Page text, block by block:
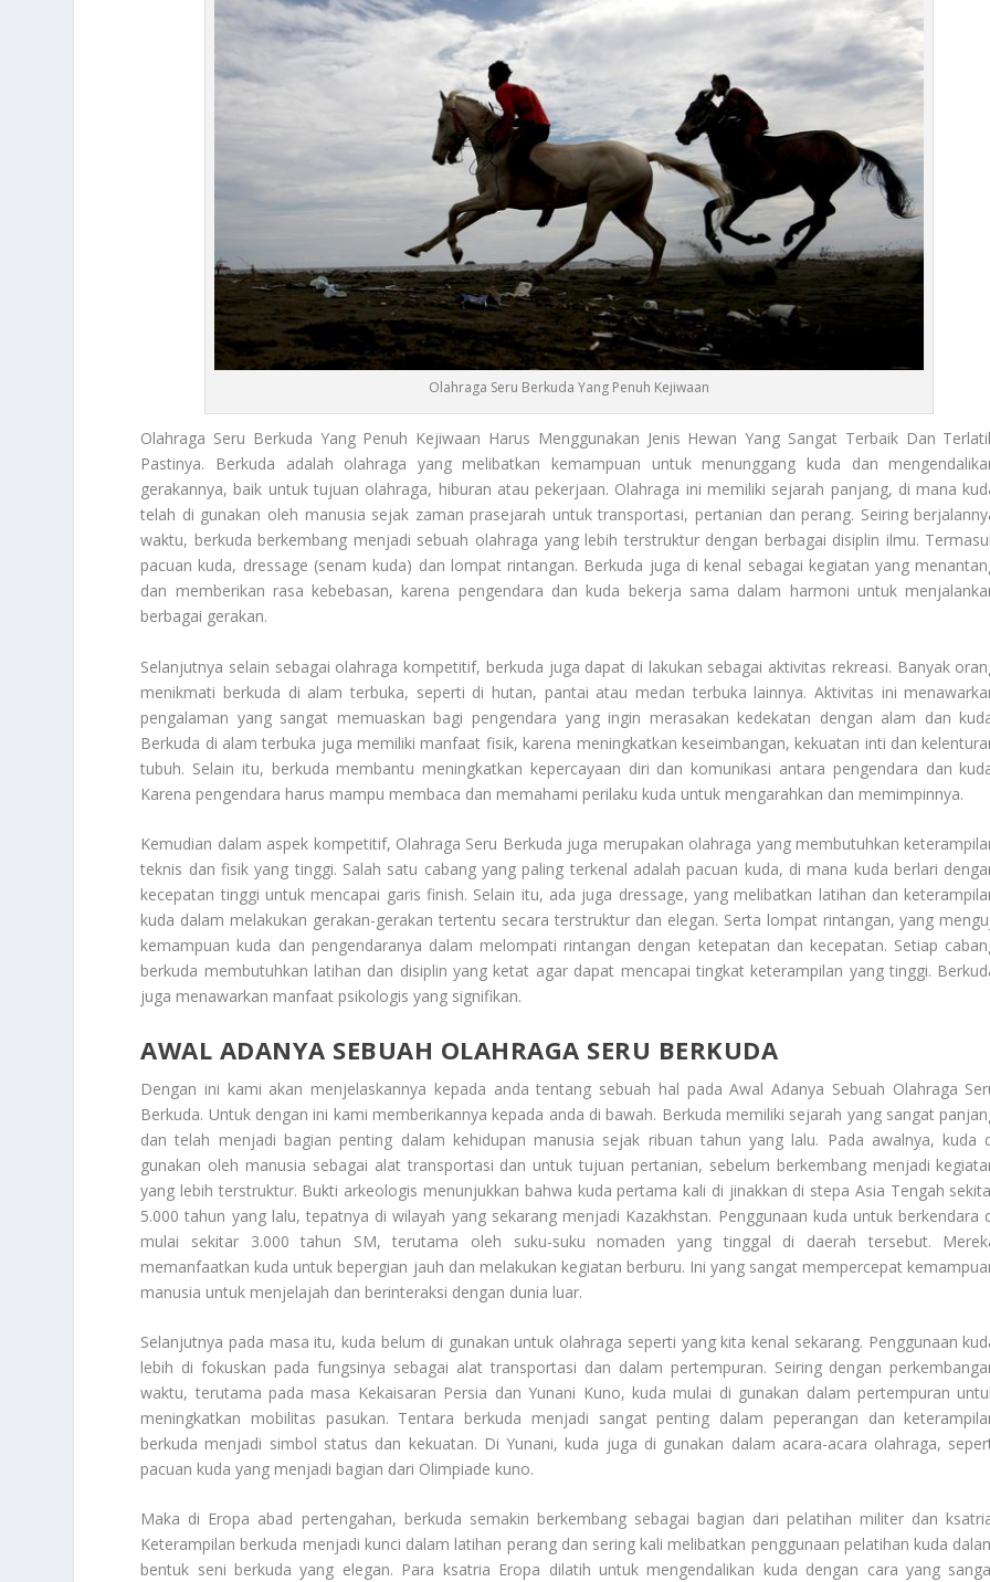
Olahraga Seru Berkuda Yang Penuh Kejiwaan
Olahraga Seru Berkuda Yang Penuh Kejiwaan Harus Menggunakan Jenis Hewan Yang Sangat Terbaik Dan
Pastinya. Berkuda adalah olahraga yang melibatkan kemampuan untuk menunggang kuda dan
gerakannya, baik untuk tujuan olahraga, hiburan atau pekerjaan. Olahraga ini memiliki sejarah panjang, di mana
telah di gunakan oleh manusia sejak zaman prasejarah untuk transportasi, pertanian dan perang. Seiring
waktu, berkuda berkembang menjadi sebuah olahraga yang lebih terstruktur dengan berbagai disiplin ilmu.
pacuan kuda, dressage (senam kuda) dan lompat rintangan. Berkuda juga di kenal sebagai kegiatan yang
dan memberikan rasa kebebasan, karena pengendara dan kuda bekerja sama dalam harmoni untuk
berbagai gerakan.
Selanjutnya selain sebagai olahraga kompetitif, berkuda juga dapat di lakukan sebagai aktivitas rekreasi. Banyak
menikmati berkuda di alam terbuka, seperti di hutan, pantai atau medan terbuka lainnya. Aktivitas ini
pengalaman yang sangat memuaskan bagi pengendara yang ingin merasakan kedekatan dengan alam dan
Berkuda di alam terbuka juga memiliki manfaat fisik, karena meningkatkan keseimbangan, kekuatan inti dan
tubuh. Selain itu, berkuda membantu meningkatkan kepercayaan diri dan komunikasi antara pengendara dan
Karena pengendara harus mampu membaca dan memahami perilaku kuda untuk mengarahkan dan memimpinnya.
Kemudian dalam aspek kompetitif, Olahraga Seru Berkuda juga merupakan olahraga yang membutuhkan
teknis dan fisik yang tinggi. Salah satu cabang yang paling terkenal adalah pacuan kuda, di mana kuda berlari
kecepatan tinggi untuk mencapai garis finish. Selain itu, ada juga dressage, yang melibatkan latihan dan
kuda dalam melakukan gerakan-gerakan tertentu secara terstruktur dan elegan. Serta lompat rintangan, yang
kemampuan kuda dan pengendaranya dalam melompati rintangan dengan ketepatan dan kecepatan. Setiap
berkuda membutuhkan latihan dan disiplin yang ketat agar dapat mencapai tingkat keterampilan yang tinggi.
juga menawarkan manfaat psikologis yang signifikan.
AWAL ADANYA SEBUAH OLAHRAGA SERU BERKUDA
Dengan ini kami akan menjelaskannya kepada anda tentang sebuah hal padaAwal Adanya Sebuah Olahraga
Berkuda. Untuk dengan ini kami memberikannya kepada anda di bawah. Berkuda memiliki sejarah yang sangat
dan telah menjadi bagian penting dalam kehidupan manusia sejak ribuan tahun yang lalu. Pada awalnya, kuda
gunakan oleh manusia sebagai alat transportasi dan untuk tujuan pertanian, sebelum berkembang menjadi
yang lebih terstruktur. Bukti arkeologis menunjukkan bahwa kuda pertama kali di jinakkan di stepa Asia Tengah
5.000 tahun yang lalu, tepatnya di wilayah yang sekarang menjadi Kazakhstan. Penggunaan kuda untuk berkendara
mulai sekitar 3.000 tahun SM, terutama oleh suku-suku nomaden yang tinggal di daerah tersebut.
memanfaatkan kuda untuk bepergian jauh dan melakukan kegiatan berburu. Ini yang sangat mempercepat
manusia untuk menjelajah dan berinteraksi dengan dunia luar.
Selanjutnya pada masa itu, kuda belum di gunakan untuk olahraga seperti yang kita kenal sekarang. Penggunaan
lebih di fokuskan pada fungsinya sebagai alat transportasi dan dalam pertempuran. Seiring dengan
waktu, terutama pada masa Kekaisaran Persia dan Yunani Kuno, kuda mulai di gunakan dalam pertempuran
meningkatkan mobilitas pasukan. Tentara berkuda menjadi sangat penting dalam peperangan dan
berkuda menjadi simbol status dan kekuatan. Di Yunani, kuda juga di gunakan dalam acara-acara olahraga,
pacuan kuda yang menjadi bagian dari Olimpiade kuno.
Maka di Eropa abad pertengahan, berkuda semakin berkembang sebagai bagian dari pelatihan militer dan
Keterampilan berkuda menjadi kunci dalam latihan perang dan sering kali melibatkan penggunaan pelatihan kuda
bentuk seni berkuda yang elegan. Para ksatria Eropa dilatih untuk mengendalikan kuda dengan cara yang